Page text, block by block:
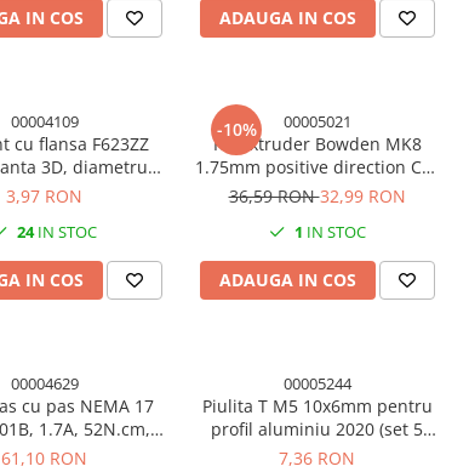
IN COS ADAUGA IN COS
00004109
cu flansa F623ZZ
3D, diametru
interior 2mm
3,97 RON
24IN STOC
IN COS
-10% 00005021
Kit extruder Bowden MK8
1.75mm positive direction CR-
7/CR-8/CR10 partea dreapta
36,59 RON32,99 RON
1 IN STOC
ADAUGA IN COS
00004629
cu pas NEMA 17
1.7A, 52N.cm,
3D si CNC
61,10 RON
00005244
Piulita T M5 10x6mm pentru
profil aluminiu 2020 (set 5
buc.)
7,36 RON